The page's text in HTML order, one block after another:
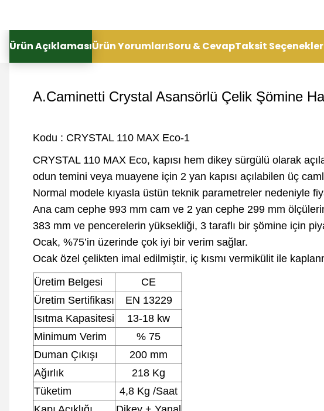
Ürün AçıklamasıÜrün YorumlarıSoru & CevapTaksit
A.Caminetti Crystal Asansörlü Çelik Şömine
Kodu : CRYSTAL 110 MAX Eco-1
CRYSTAL 110 MAX Eco, kapısı hem dikey sürgülü olarak
odun temini veya muayene için 2 yan kapısı açılabilen üç
Normal modele kıyasla üstün teknik parametreler nedeniyle
Ana cam cephe 993 mm cam ve 2 yan cephe 299 mm
383 mm ve pencerelerin yüksekliği, 3 taraflı bir şömine için
Ocak, %75’in üzerinde çok iyi bir verim sağlar.
Ocak özel çelikten imal edilmiştir, iç kısmı vermikülit ile
Üretim Belgesi
CE
Üretim Sertifikası
EN 13229
Isıtma Kapasitesi
13-18 kw
Minimum Verim
% 75
Duman Çıkışı
200 mm
Ağırlık
218 Kg
Tüketim
4,8 Kg /Saat